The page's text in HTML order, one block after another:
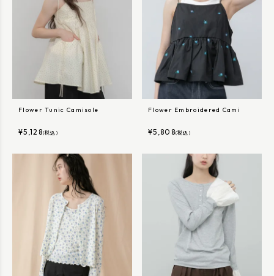
Flower Tunic Camisole
¥5,128(税込)
Flower Embroidered Cami
¥5,808(税込)